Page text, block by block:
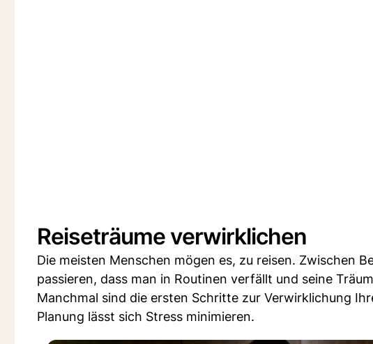
Reiseträume verwirklichen
Die meisten Menschen mögen es, zu reisen. Zwischen
passieren, dass man in Routinen verfällt und seine
Manchmal sind die ersten Schritte zur Verwirklichung
Planung lässt sich Stress minimieren.